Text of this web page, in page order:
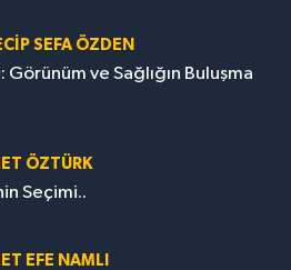
SEFA ÖZDEN
Görünüm ve Sağlığın Buluşma
ÖZTÜRK
Seçimi..
EFE NAMLI